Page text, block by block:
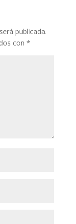
publicada.
con *